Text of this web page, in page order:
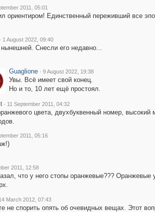
2011, 05:01
ориентиром! Единственный переживший все
· 1 August 2022, 09:40
Снесли его недавно...
Guaglione · 9 August 2022, 19:38
Увы. Всё имеет свой конец.
Но и то, 10 лет ещё простоял.
· 11 September 2011, 04:32
цвета, двухбуквенный номер,
2011, 05:16
2011, 12:58
что у него стопы оранжевые??? Оранжевые
March 2012, 07:43
не спорить опять об очевидных вещах. Этот